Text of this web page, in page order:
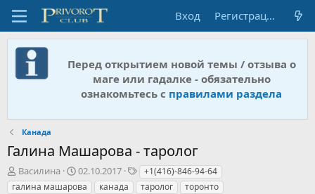
Вход Регистрация
Перед открытием новой темы / отзыва о
маге или гадалке - обязательно
ознакомьтесь с правилами раздела
Канада
Галина Машарова - таролог
А
в
Василина
Д
а
02.10.2017
Т
е
+1(416)-846-94-64
галина машарова
канада таролог торонто